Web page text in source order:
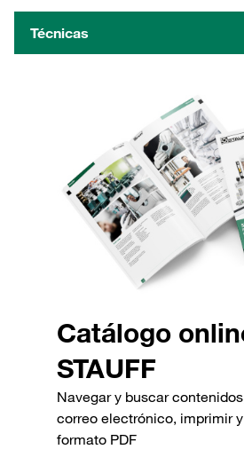
Técnicas
Catálogo
STAUFF
Navegar y buscar
correo electrónico, imprimir
formato PDF